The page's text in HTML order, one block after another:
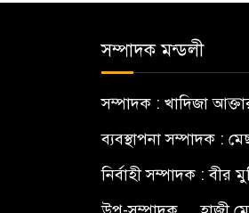
সম্পাদক মন্ডলী
সম্পাদক : খাদিজা
ব্যবস্থাপনা সম্পাদক :
নির্বাহী সম্পাদক : বীর